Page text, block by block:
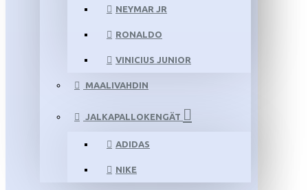
NEYMAR JR
RONALDO
VINICIUS JUNIOR
MAALIVAHDIN
JALKAPALLOKENGÄT
ADIDAS
NIKE